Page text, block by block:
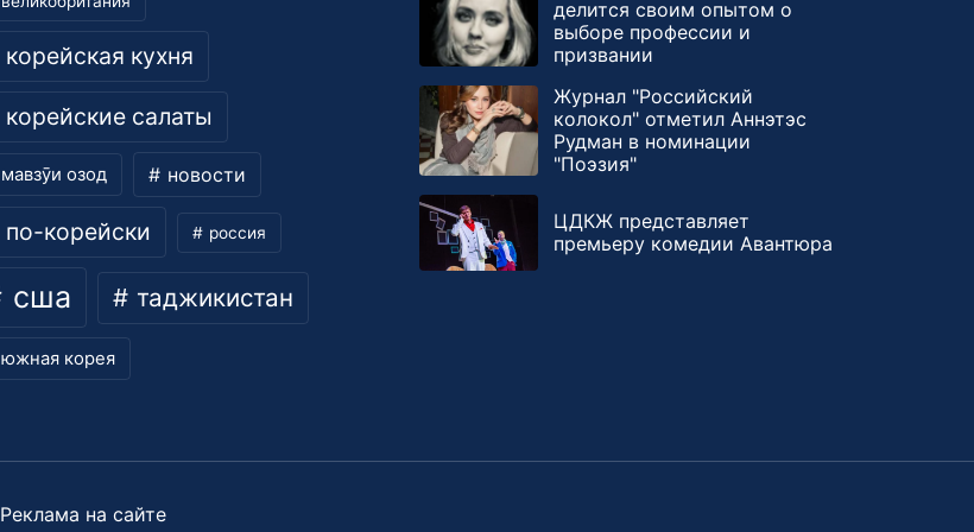
корейская кухня
корейские салаты
мавзӯи озод новости
по-корейски россия
сша таджикистан
южная корея
делится своим опытом о
выборе профессии и
призвании
Журнал "Российский
колокол" отметил Аннэтэс
Рудман в номинации
"Поэзия"
ЦДКЖ представляет
премьеру комедии Авантюра
Реклама на сайте